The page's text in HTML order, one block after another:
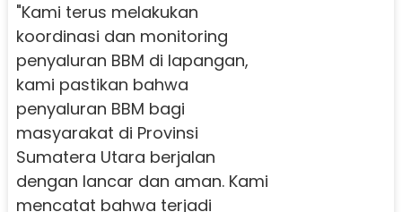
"Kami terus melakukan
koordinasi dan monitoring
penyaluran BBM di lapangan,
kami pastikan bahwa
penyaluran BBM bagi
masyarakat di Provinsi
Sumatera Utara berjalan
dengan lancar dan aman. Kami
mencatat bahwa terjadi